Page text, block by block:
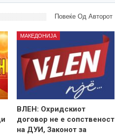
Повеќе Од Авторот
МАКЕДОНИЈА
ВЛЕН: Охридскиот
договор не е сопственост
на ДУИ, Законот за